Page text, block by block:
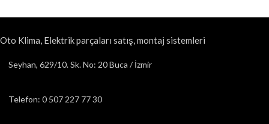
Oto Klima, Elektrik parçaları satış, montaj sistemleri
Seyhan, 629/10. Sk. No: 20 Buca / İzmir
Telefon: 0 507 227 77 30